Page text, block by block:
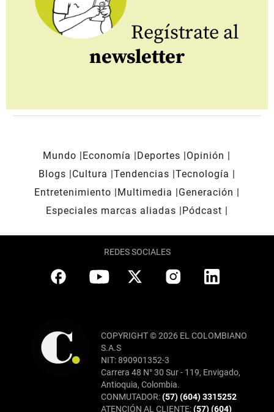
Regístrate al
newsletter
Mundo Economía Deportes
Opinión
Blogs
Cultura Tendencias Tecnología
Entretenimiento
Multimedia
Generación
Especiales marcas aliadas
Pódcast
REDES SOCIALES
COPYRIGHT © 2026 EL COLOMBIANO
S.A.S
NIT: 890901352-3
Carrera 48 N° 30 Sur - 119, Envigado,
Antioquia, Colombia.
CONMUTADOR:(57) (604) 3315252
ATENCIÓN AL CLIENTE:(57) (604)